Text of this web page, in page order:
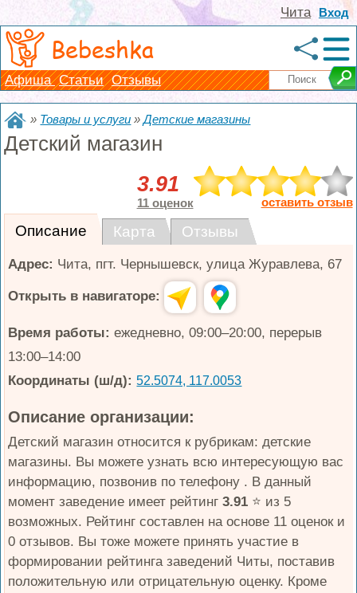
Вход
Чита
Bebeshka
Афиша Статьи Отзывы
» Товары и услуги »Детские магазины
Детский магазин
3.91
11 оценок оставить отзыв
Описание Карта Отзывы
Адрес: Чита, пгт. Чернышевск, улица Журавлева, 67
Открыть в навигаторе:
Время работы: ежедневно, 09:00–20:00, перерыв
13:00–14:00
Координаты (ш/д): 52.5074, 117.0053
Описание организации:
Детский магазин относится к рубрикам: детские
магазины. Вы можете узнать всю интересующую вас
информацию, позвонив по телефону . В данный
момент заведение имеет рейтинг3.91 ⭐️ из 5
возможных. Рейтинг составлен на основе 11 оценок и
0 отзывов. Вы тоже можете принять участие в
формировании рейтинга заведений Читы, поставив
положительную или отрицательную оценку. Кроме